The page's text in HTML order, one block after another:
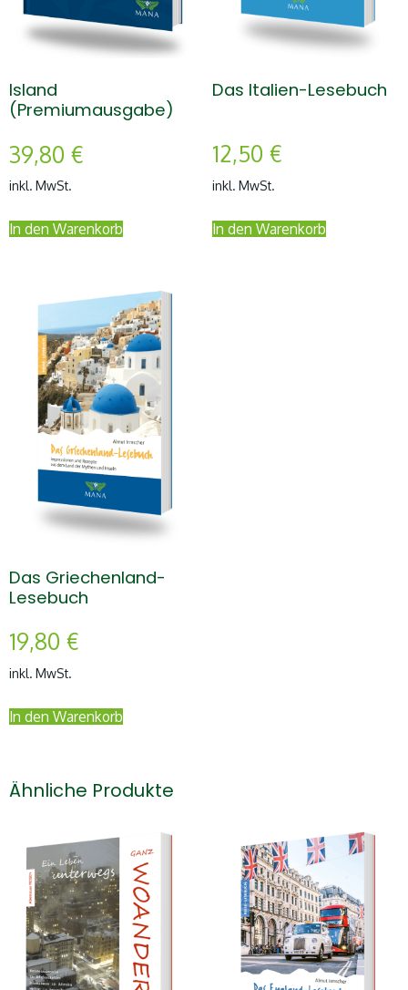
Island
(Premiumausgabe)
39,80 €
inkl. MwSt.
In den Warenkorb
Das Italien-Lesebuch
12,50 €
inkl. MwSt.
In den Warenkorb
Das Griechenland-
Lesebuch
19,80 €
inkl. MwSt.
In den Warenkorb
Ähnliche Produkte